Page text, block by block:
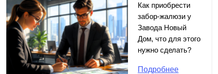
Как приобрести
забор-жалюзи у
Завода Новый
Дом, что для этого
нужно сделать?
Подробнее